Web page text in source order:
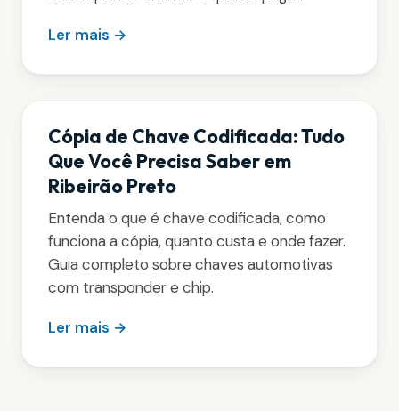
Ler mais →
Cópia de Chave Codificada: Tudo
Que Você Precisa Saber em
Ribeirão Preto
Entenda o que é chave codificada, como
funciona a cópia, quanto custa e onde fazer.
Guia completo sobre chaves automotivas
com transponder e chip.
Ler mais →